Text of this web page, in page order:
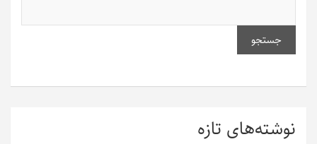
جستجو
نوشته‌های تازه